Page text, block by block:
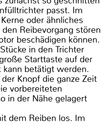
passt. Im
oder ähnliches
Reibevorgang stören
beschädigen können.
in den Trichter
Starttaste auf der
betätigt werden.
Knopf die ganze Zeit
vorbereiteten
in der Nähe gelagert
dem Reiben los. Im